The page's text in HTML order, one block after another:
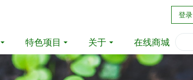
登录
特色项目 关于 在线商城